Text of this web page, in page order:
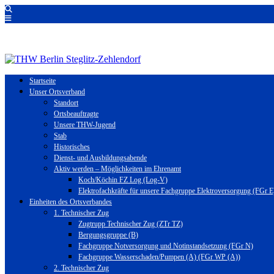
Startseite
Unser Ortsverband
Standort
Ortsbeauftragte
Unsere THW-Jugend
Stab
Historisches
Dienst- und Ausbildungsabende
Aktiv werden – Möglichkeiten im Ehrenamt
Koch/Köchin FZ Log (Log-V)
Elektrofachkräfte für unsere Fachgruppe Elektroversorgung (FGr
Einheiten des Ortsverbandes
1. Technischer Zug
Zugtrupp Technischer Zug (ZTr TZ)
Bergungsgruppe (B)
Fachgruppe Notversorgung und Notinstandsetzung (FGr N)
Fachgruppe Wasserschaden/Pumpen (A) (FGr WP (A))
2. Technischer Zug